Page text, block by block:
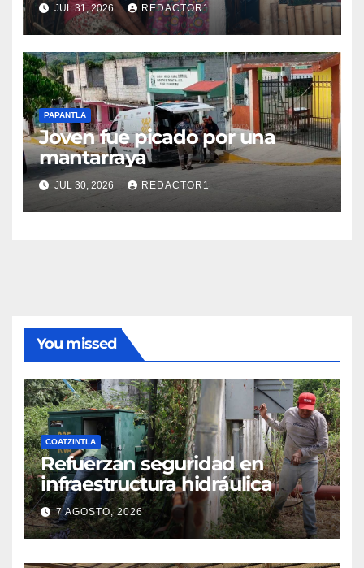
JUL 31, 2026 REDACTOR1
PAPANTLA
Joven fue picado por una
mantarraya
JUL 30, 2026 REDACTOR1
You missed
COATZINTLA
Refuerzan seguridad en
infraestructura hidráulica
7 AGOSTO, 2026